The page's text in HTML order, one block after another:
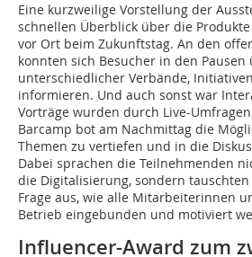
Eine kurzweilige Vorstellung der
schnellen Überblick über die
vor Ort beim Zukunftstag. An den
konnten sich Besucher in den
unterschiedlicher Verbände,
informieren. Und auch sonst war
Vorträge wurden durch Live-
Barcamp bot am Nachmittag die
Themen zu vertiefen und in die
Dabei sprachen die Teilnehmenden
die Digitalisierung, sondern
Frage aus, wie alle Mitarbeiterinnen
Betrieb eingebunden und motiviert
Influencer-Award zum